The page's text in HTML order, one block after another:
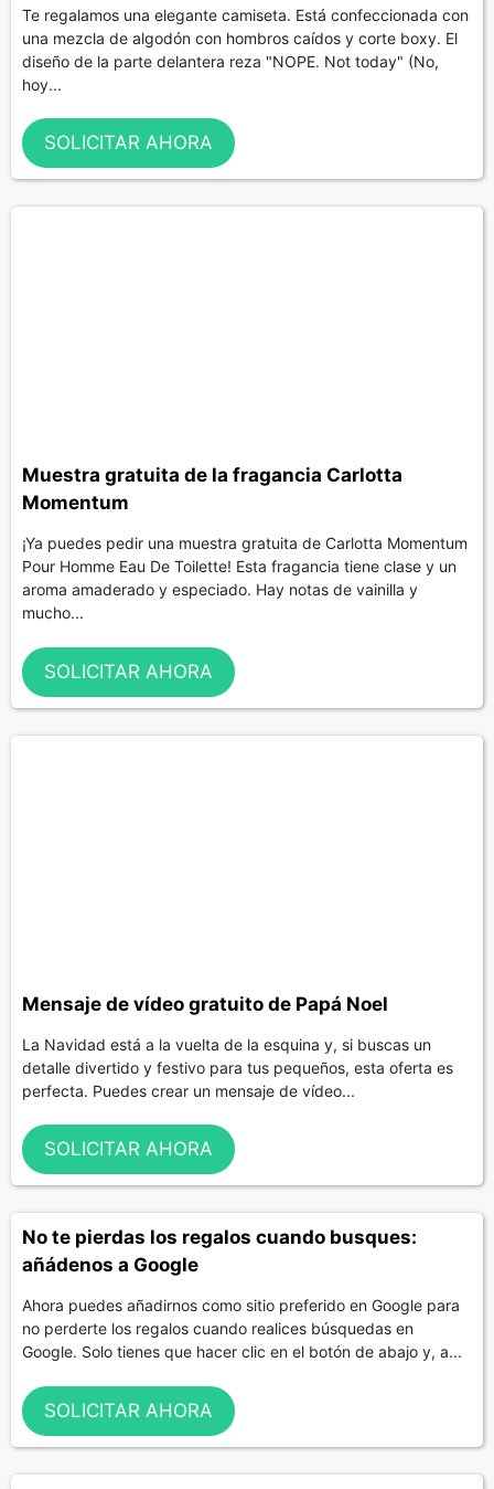
Te regalamos una elegante camiseta. Está confeccionada con
una mezcla de algodón con hombros caídos y corte boxy. El
diseño de la parte delantera reza "NOPE. Not today" (No,
hoy...
SOLICITAR AHORA
Muestra gratuita de la fragancia Carlotta
Momentum
¡Ya puedes pedir una muestra gratuita de Carlotta Momentum
Pour Homme Eau De Toilette! Esta fragancia tiene clase y un
aroma amaderado y especiado. Hay notas de vainilla y
mucho...
SOLICITAR AHORA
Mensaje de vídeo gratuito de Papá Noel
La Navidad está a la vuelta de la esquina y, si buscas un
detalle divertido y festivo para tus pequeños, esta oferta es
perfecta. Puedes crear un mensaje de vídeo...
SOLICITAR AHORA
No te pierdas los regalos cuando busques:
añádenos a Google
Ahora puedes añadirnos como sitio preferido en Google para
no perderte los regalos cuando realices búsquedas en
Google. Solo tienes que hacer clic en el botón de abajo y, a...
SOLICITAR AHORA